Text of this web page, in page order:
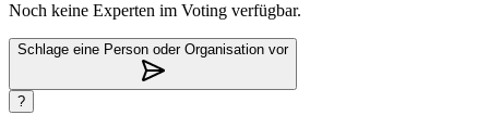
Noch keine Experten im Voting verfügbar.
Schlage eine Person oder Organisation vor
?